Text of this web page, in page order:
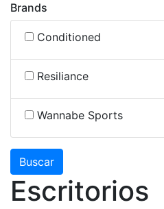
Brands
Conditioned
Resiliance
Wannabe Sports
Escritorios